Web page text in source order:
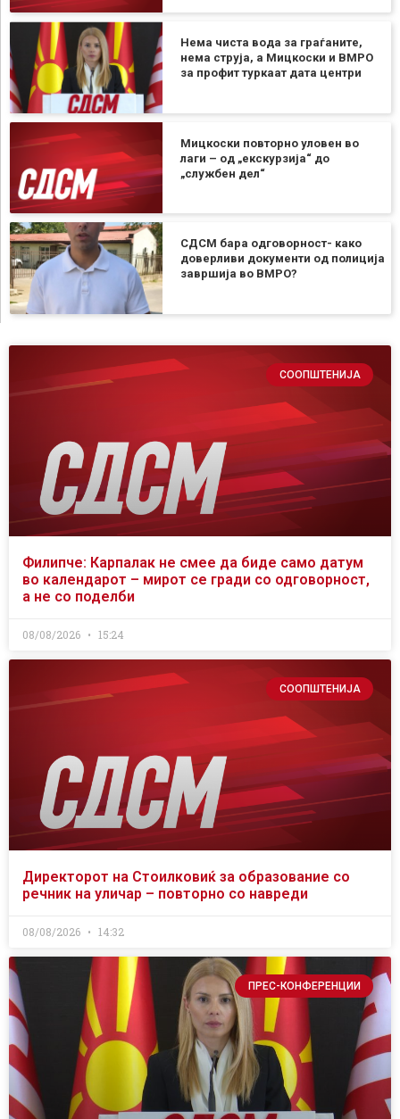
Нема чиста вода за граѓаните,
нема струја, а Мицкоски и ВМРО
за профит туркаат дата центри
Мицкоски повторно уловен во
лаги – од „екскурзија“ до
„службен дел“
СДСМ бара одговорност- како
доверливи документи од полиција
завршија во ВМРО?
СООПШТЕНИЈА
Филипче: Карпалак не смее да биде само датум
во календарот – мирот се гради со одговорност,
а не со поделби
08/08/2026 15:24
СООПШТЕНИЈА
Директорот на Стоилковиќ за образование со
речник на уличар – повторно со навреди
08/08/2026 14:32
ПРЕС-КОНФЕРЕНЦИИ